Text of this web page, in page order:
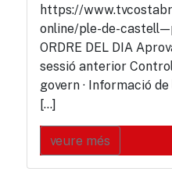
https://
online/ple-de-
ORDRE DEL DIA
sessió anterior
govern · Informació
[…]
veure més